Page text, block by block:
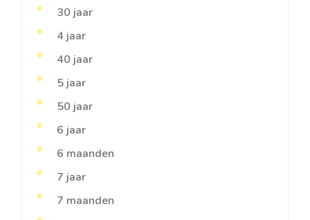
30 jaar
4 jaar
40 jaar
5 jaar
50 jaar
6 jaar
6 maanden
7 jaar
7 maanden